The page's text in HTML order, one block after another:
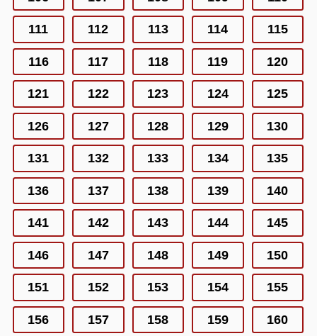
111 112 113 114 115
116 117 118 119 120
121 122 123 124 125
126 127 128 129 130
131 132 133 134 135
136 137 138 139 140
141 142 143 144 145
146 147 148 149 150
151 152 153 154 155
156 157 158 159 160